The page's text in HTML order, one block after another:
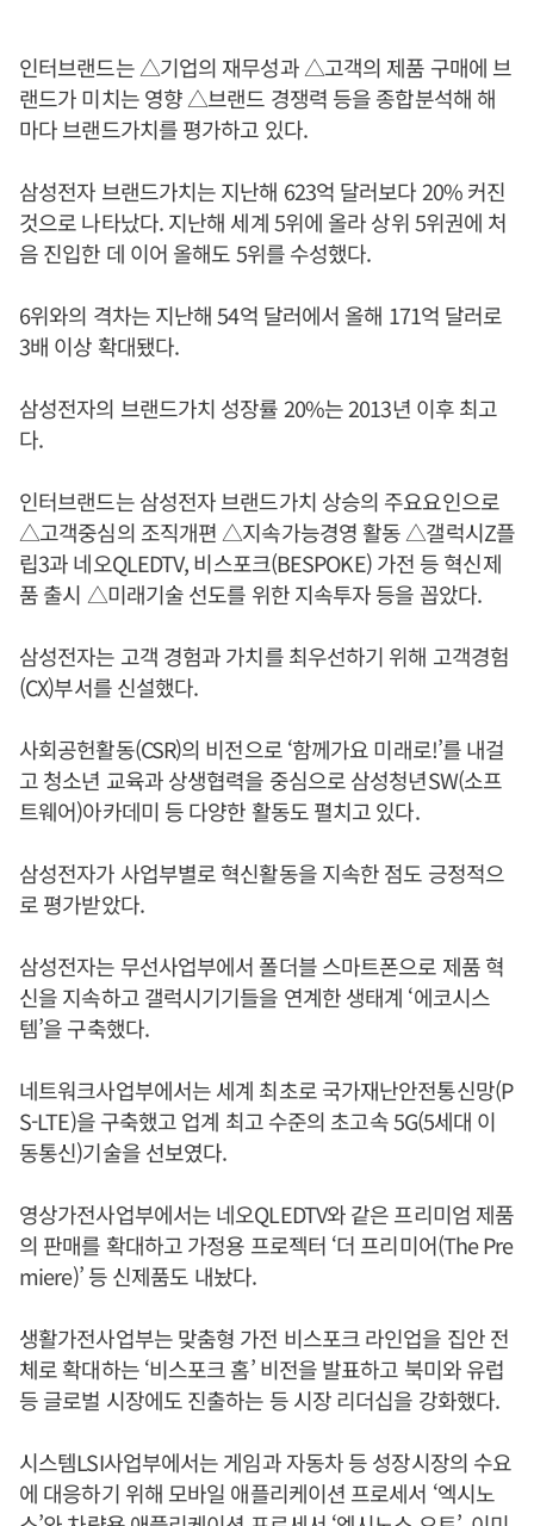
인터브랜드는 △기업의 재무성과 △고객의 제품 구매에 브
랜드가 미치는 영향 △브랜드 경쟁력 등을 종합분석해 해
마다 브랜드가치를 평가하고 있다.
삼성전자 브랜드가치는 지난해 623억 달러보다 20% 커진
것으로 나타났다. 지난해 세계 5위에 올라 상위 5위권에 처
음 진입한 데 이어 올해도 5위를 수성했다.
6위와의 격차는 지난해 54억 달러에서 올해 171억 달러로
3배 이상 확대됐다.
삼성전자의 브랜드가치 성장률 20%는 2013년 이후 최고
다.
인터브랜드는 삼성전자 브랜드가치 상승의 주요요인으로
△고객중심의 조직개편 △지속가능경영 활동 △갤럭시Z플
립3과 네오QLEDTV, 비스포크(BESPOKE) 가전 등 혁신제
품 출시 △미래기술 선도를 위한 지속투자 등을 꼽았다.
삼성전자는 고객 경험과 가치를 최우선하기 위해 고객경험
(CX)부서를 신설했다.
사회공헌활동(CSR)의 비전으로 ‘함께가요 미래로!’를 내걸
고 청소년 교육과 상생협력을 중심으로 삼성청년SW(소프
트웨어)아카데미 등 다양한 활동도 펼치고 있다.
삼성전자가 사업부별로 혁신활동을 지속한 점도 긍정적으
로 평가받았다.
삼성전자는 무선사업부에서 폴더블 스마트폰으로 제품 혁
신을 지속하고 갤럭시기기들을 연계한 생태계 ‘에코시스
템’을 구축했다.
네트워크사업부에서는 세계 최초로 국가재난안전통신망(P
S-LTE)을 구축했고 업계 최고 수준의 초고속 5G(5세대 이
동통신)기술을 선보였다.
영상가전사업부에서는 네오QLEDTV와 같은 프리미엄 제품
의 판매를 확대하고 가정용 프로젝터 ‘더 프리미어(The Pre
miere)’ 등 신제품도 내놨다.
생활가전사업부는 맞춤형 가전 비스포크 라인업을 집안 전
체로 확대하는 ‘비스포크 홈’ 비전을 발표하고 북미와 유럽
등 글로벌 시장에도 진출하는 등 시장 리더십을 강화했다.
시스템LSI사업부에서는 게임과 자동차 등 성장시장의 수요
에 대응하기 위해 모바일 애플리케이션 프로세서 ‘엑시노